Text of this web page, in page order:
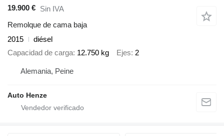
19.900 € Sin IVA
Remolque de cama baja
2015
diésel
Capacidad de carga 12.750 kg Ejes 2
Alemania, Peine
Auto Henze